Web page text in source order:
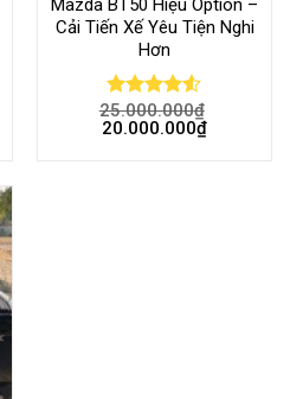
Mazda BT50 Hiệu Option –
Cải Tiến Xế Yêu Tiện Nghi
Hơn
Rated
4.50out
25.000.000₫
20.000.000₫